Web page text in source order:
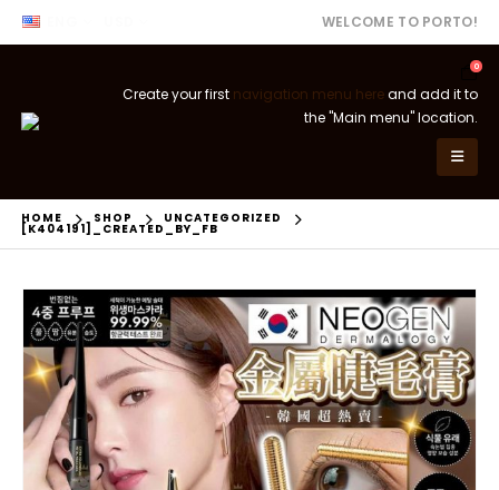
WELCOME TO PORTO!
0
Create your first navigation menu hereand add it to
the "Main menu" location.
HOME SHOP UNCATEGORIZED
[K404191]_CREATED_BY_FB